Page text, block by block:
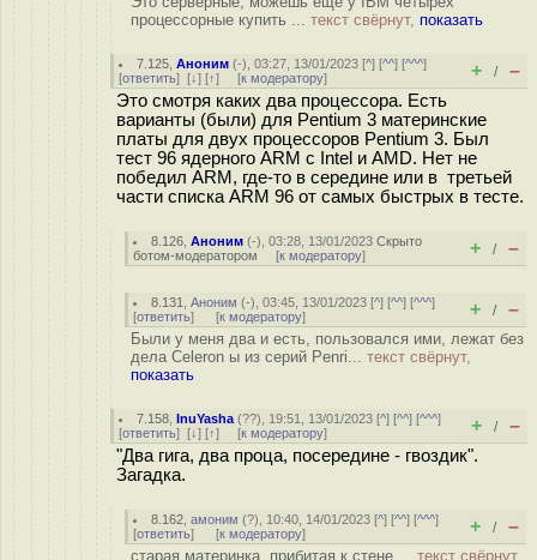
процессорные купить ... текст свёрнут, показать
7.125 ,Аноним (-), 03:27, 13/01/2023 [^] [^^] [^^^]
[ответить] [↓] [↑] [к модератору] + / –
Это смотря каких два процессора. Есть
варианты (были) для Pentium 3 материнские
платы для двух процессоров Pentium 3. Был
тест 96 ядерного ARM с Intel и AMD. Нет не
победил ARM, где-то в середине или в третьей
части списка ARM 96 от самых быстрых в тесте.
8.126 ,Аноним (-), 03:28, 13/01/2023Скрыто
ботом-модератором [к модератору] + / –
8.131 ,Аноним (-), 03:45, 13/01/2023 [^] [^^] [^^^]
[ответить] [к модератору] + / –
Были у меня два и есть, пользовался ими, лежат без
дела Celeron ы из серий Penri... текст свёрнут,
показать
7.158 ,InuYasha (??), 19:51, 13/01/2023 [^] [^^] [^^^]
[ответить] [↓] [↑] [к модератору] + / –
"Два гига, два проца, посередине - гвоздик".
Загадка.
8.162 ,амоним (?), 10:40, 14/01/2023 [^] [^^] [^^^]
[ответить] [к модератору] + / –
старая материнка, прибитая к стене ... текст свёрнут,